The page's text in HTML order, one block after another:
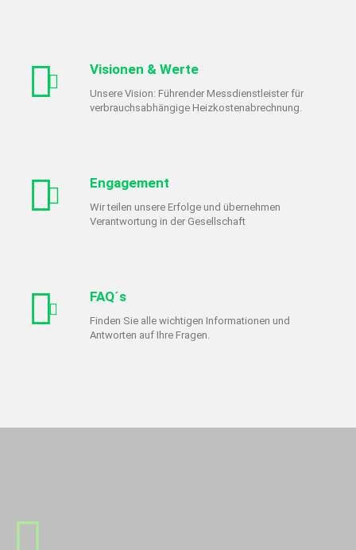
Visionen & Werte
Unsere Vision: Führender Messdienstleister für
verbrauchsabhängige Heizkostenabrechnung.
Engagement
Wir teilen unsere Erfolge und übernehmen
Verantwortung in der Gesellschaft
FAQ´s
Finden Sie alle wichtigen Informationen und
Antworten auf Ihre Fragen.